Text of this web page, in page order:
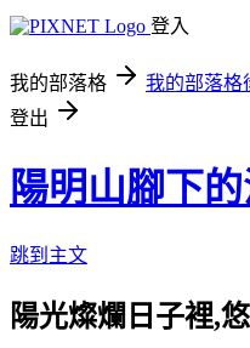
登入
我的部落格 我的部落格
登出
陽明山腳下
跳到主文
陽光燦爛日子裡,